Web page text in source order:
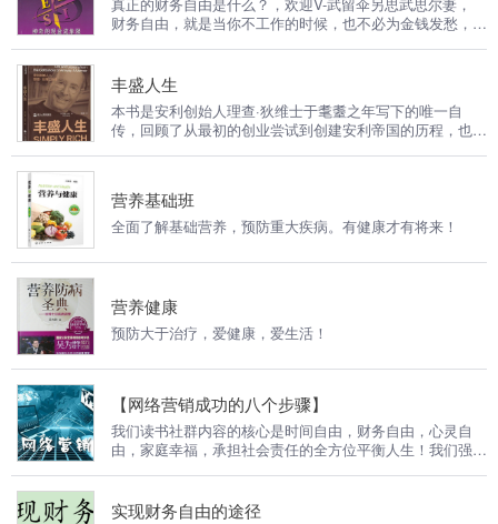
财务自由，就是当你不工作的时候，也不必为金钱发愁，因
正想做的事情，例如说：旅游、摄影、写书、或者参与公益
事业。 本专辑帮助人们实现在家庭，生意，人际关系，健
康，心理，精神六个生活的主要方面都得到平衡协调的发
展。
丰盛人生
本书是安利创始人理查·狄维士于耄耋之年写下的唯一自
传，回顾了从最初的创业尝试到创建安利帝国的历程，也呈
销人员，更是一位慷慨的慈善家，其回馈社会的理念获得了
美国第38任总统福特的盛赞。 真正的财务自由是什么？ 财
你有其他渠道的现金收入。当工作不再是获得金钱的唯一手
想做的事情，例如说：旅游、摄影、写书、或者参与公益事
业。 本专辑帮助人们实现在家庭，生意，人际关系，健
康，心理，精神六个生活的主要方面都得到平衡协调的发
现财务自由！
营养基础班
全面了解基础营养，预防重大疾病。有健康才有将来！
营养健康
预防大于治疗，爱健康，爱生活！
【网络营销成功的八个步骤】
我们读书社群内容的核心是时间自由，财务自由，心灵自
由，家庭幸福，承担社会责任的全方位平衡人生！我们强调
实现财务自由的途径